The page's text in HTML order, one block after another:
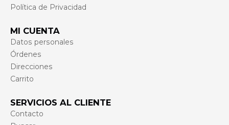
Política de Privacidad
MI CUENTA
Datos personales
Órdenes
Direcciones
Carrito
SERVICIOS AL CLIENTE
Contacto